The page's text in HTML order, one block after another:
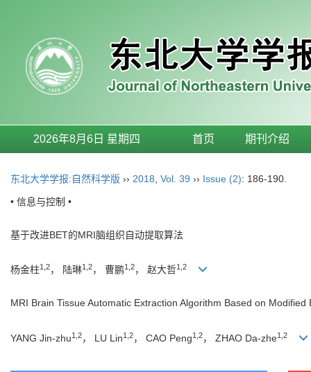
2026年8月6日 星期四 首页 期刊介绍
东北大学学报:自然科学版 ›› 2018 Vol. 39 ›› Issue (2): 186-190.
• 信息与控制 •
基于改进BET的MRI脑组织自动提取算法
杨金柱1,2， 陆琳1,2， 曹鹏1,2， 赵大哲1,2
MRI Brain Tissue Automatic Extraction Algorithm Based on Modified
YANG Jin-zhu1,2， LU Lin1,2， CAO Peng1,2， ZHAO Da-zhe1,2